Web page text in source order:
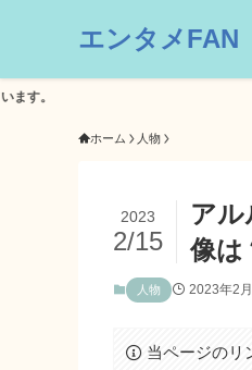
エンタメFAN
ホーム 人物
アル
像は
2023
2/15
人物 2023年2
当ページのリ